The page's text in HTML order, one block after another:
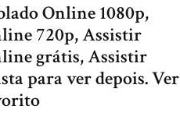
Online 1080p,
720p, Assistir
grátis, Assistir
para ver depois. Ver